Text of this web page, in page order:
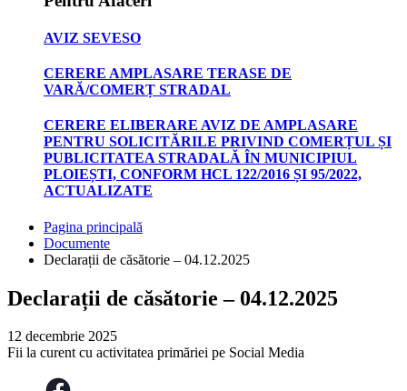
AVIZ SEVESO
CERERE AMPLASARE TERASE DE
VARĂ/COMERȚ STRADAL
CERERE ELIBERARE AVIZ DE AMPLASARE
PENTRU SOLICITĂRILE PRIVIND COMERȚUL ȘI
PUBLICITATEA STRADALĂ ÎN MUNICIPIUL
PLOIEȘTI, CONFORM HCL 122/2016 ȘI 95/2022,
ACTUALIZATE
Pagina principală
Documente
Declarații de căsătorie – 04.12.2025
Declarații de căsătorie – 04.12.2025
12 decembrie 2025
Fii la curent cu activitatea primăriei pe Social Media